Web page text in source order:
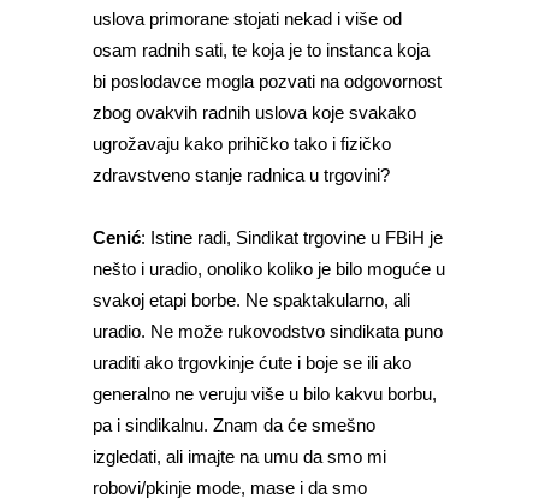
uslova primorane stojati nekad i više od
osam radnih sati, te koja je to instanca koja
bi poslodavce mogla pozvati na odgovornost
zbog ovakvih radnih uslova koje svakako
ugrožavaju kako prihičko tako i fizičko
zdravstveno stanje radnica u trgovini?
Cenić: Istine radi, Sindikat trgovine u FBiH je
nešto i uradio, onoliko koliko je bilo moguće u
svakoj etapi borbe. Ne spaktakularno, ali
uradio. Ne može rukovodstvo sindikata puno
uraditi ako trgovkinje ćute i boje se ili ako
generalno ne veruju više u bilo kakvu borbu,
pa i sindikalnu. Znam da će smešno
izgledati, ali imajte na umu da smo mi
robovi/pkinje mode, mase i da smo